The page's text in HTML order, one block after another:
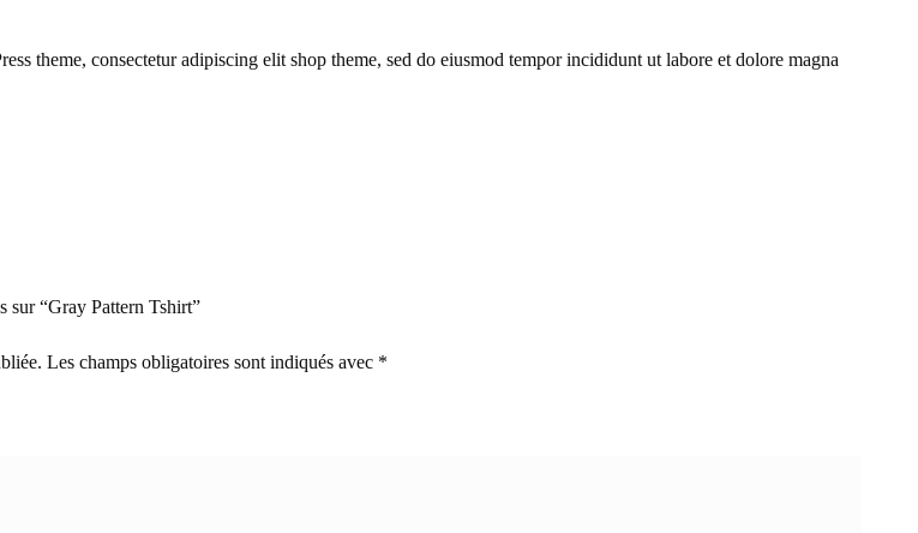
theme, consectetur adipiscing elit shop theme, sed do eiusmod tempor incididunt ut labore et dolore magna
sur “Gray Pattern Tshirt”
Les champs obligatoires sont indiqués avec *